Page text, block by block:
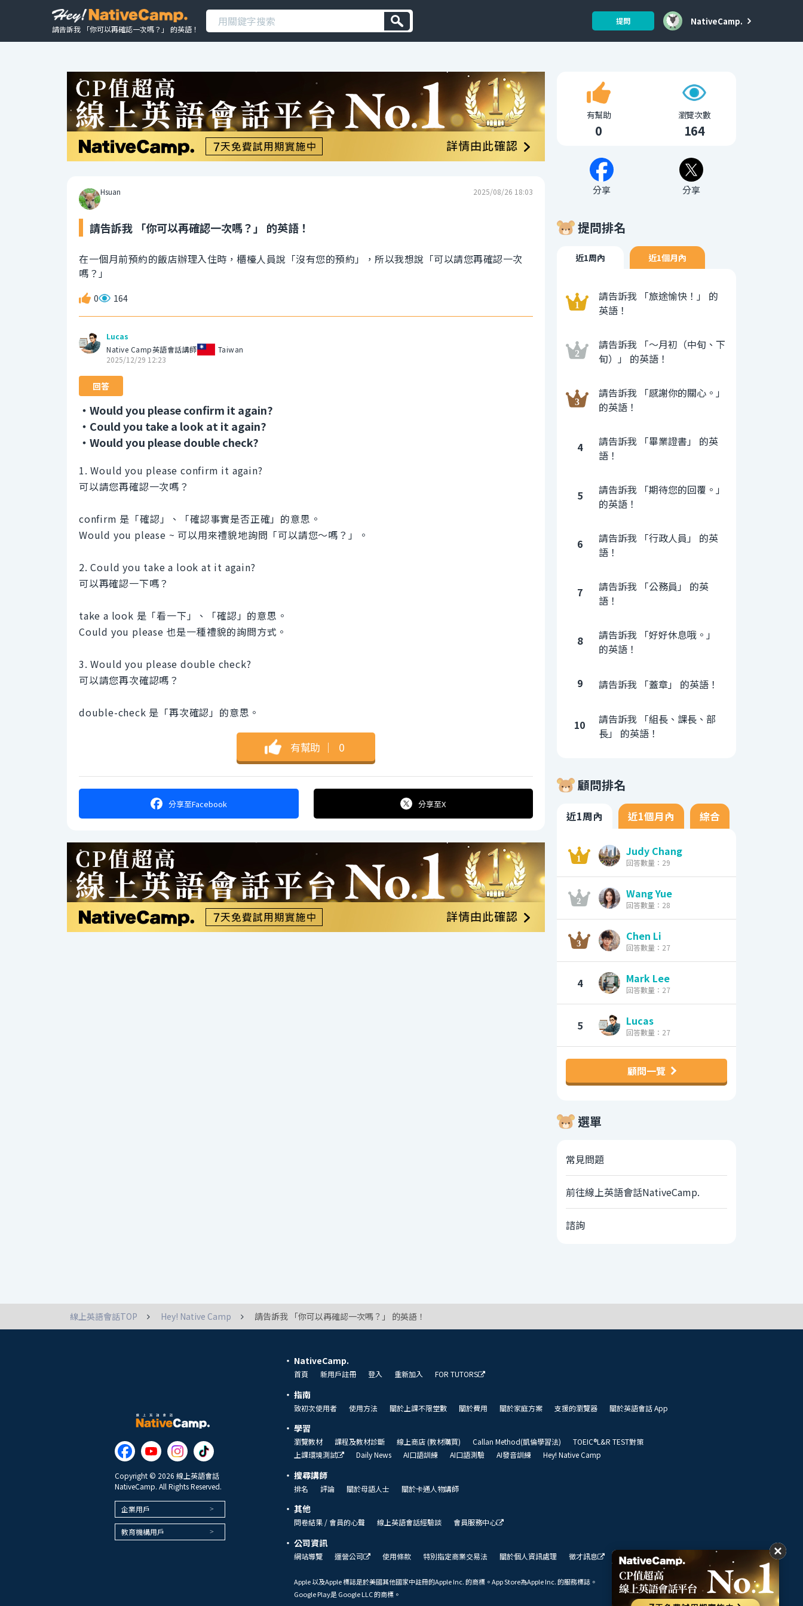
請告訴我 「你可以再確認一次嗎？」 的英語！
提問 NativeCamp.
Hsuan 2025/08/26 18:03
請告訴我 「你可以再確認一次嗎？」 的英語！
在一個月前預約的飯店辦理入住時，櫃檯人員說「沒有您的預約」，所以我想說「可以請您再確認一次
嗎？」
0 164
Lucas
Native Camp英語會話講師
Taiwan
2025/12/29 12:23
回答
・Would you please confirm it again?
・Could you take a look at it again?
・Would you please double check?
1. Would you please confirm it again?
可以請您再確認一次嗎？
confirm 是「確認」、「確認事實是否正確」的意思。
Would you please ~ 可以用來禮貌地詢問「可以請您～嗎？」。
2. Could you take a look at it again?
可以再確認一下嗎？
take a look 是「看一下」、「確認」的意思。
Could you please 也是一種禮貌的詢問方式。
3. Would you please double check?
可以請您再次確認嗎？
double-check 是「再次確認」的意思。
有幫助 ｜ 0
分享至Facebook 分享至X
有幫助
0
瀏覽次數
164
分享 分享
提問排名
近1周內 近1個月內
請告訴我 「旅途愉快！」 的
英語！
請告訴我 「〜月初（中旬、下
旬）」 的英語！
請告訴我 「感謝你的關心。」
的英語！
4
請告訴我 「畢業證書」 的英
語！
5
請告訴我 「期待您的回覆。」
的英語！
6
請告訴我 「行政人員」 的英
語！
7
請告訴我 「公務員」 的英
語！
8
請告訴我 「好好休息哦。」
的英語！
9 請告訴我 「蓋章」 的英語！
10
請告訴我 「組長、課長、部
長」 的英語！
顧問排名
近1周內 近1個月內 綜合
Judy Chang
回答數量：29
Wang Yue
回答數量：28
Chen Li
回答數量：27
4 Mark Lee
回答數量：27
5 Lucas
回答數量：27
顧問一覽
選單
常見問題
前往線上英語會話NativeCamp.
諮詢
線上英語會話TOP Hey! Native Camp 請告訴我 「你可以再確認一次嗎？」 的英語！
Copyright © 2026 線上英語會話
NativeCamp. All Rights Reserved.
企業用戶
教育機構用戶
NativeCamp.
首頁 新用戶註冊 登入 重新加入 FOR TUTORS
指南
致初次使用者 使用方法 關於上課不限堂數 關於費用 關於家庭方案 支援的瀏覽器 關於英語會話 App
學習
瀏覽教材 課程及教材診斷 線上商店 (教材購買) Callan Method(凱倫學習法)
TOEIC®L&R TEST對策
上課環境測試
Daily News AI口語訓練 AI口語測驗 AI發音訓練 Hey! Native Camp
搜尋講師
排名 評論 關於母語人士 關於卡通人物講師
其他
問卷結果 / 會員的心聲 線上英語會話經驗談 會員服務中心
公司資訊
網站導覽 運營公司 使用條款 特別指定商業交易法 關於個人資訊處理 徵才訊息 我們的展望
Apple 以及Apple 標誌是於美國其他國家中註冊的Apple Inc. 的商標。App Store為Apple Inc. 的服務標誌。
Google Play是 Google LLC 的商標。